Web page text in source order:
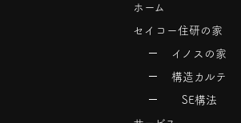
ホーム
セイコー住研の家
イノスの家
構造カルテ
SE構法